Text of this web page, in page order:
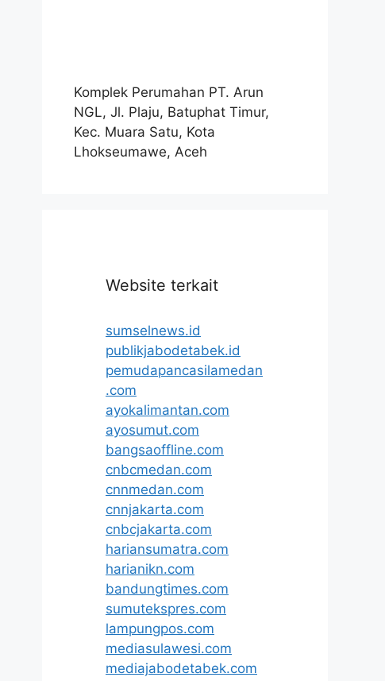
Komplek Perumahan PT. Arun
NGL, Jl. Plaju, Batuphat Timur,
Kec. Muara Satu, Kota
Lhokseumawe, Aceh
Website terkait
sumselnews.id
publikjabodetabek.id
pemudapancasilamedan
.com
ayokalimantan.com
ayosumut.com
bangsaoffline.com
cnbcmedan.com
cnnmedan.com
cnnjakarta.com
cnbcjakarta.com
hariansumatra.com
harianikn.com
bandungtimes.com
sumutekspres.com
lampungpos.com
mediasulawesi.com
mediajabodetabek.com